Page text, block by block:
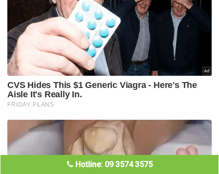
Hotline: 09 3574 3575